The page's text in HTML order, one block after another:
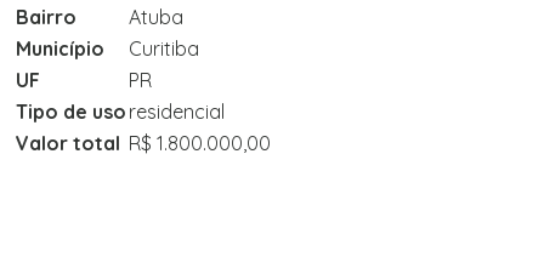
Bairro
Atuba
Município
Curitiba
UF
PR
Tipo de uso residencial
Valor total R$ 1.800.000,00